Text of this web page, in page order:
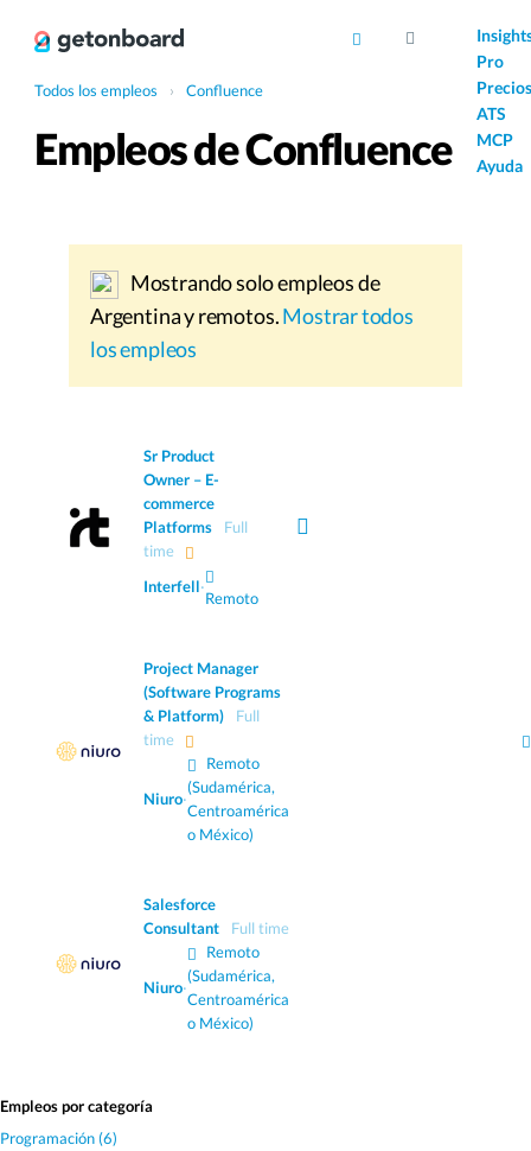
Pro
Precios
ATS
MCP
Ayuda
Todos los empleos › Confluence
Empleos de Confluence
Mostrando solo empleos de
Argentina y remotos.Mostrar todos
los empleos
Sr Product
Owner – E-
commerce
Platforms
Full
time
Interfell·
Remoto
Project Manager
(Software Programs
& Platform)
Full
time
Niuro·
Remoto
(Sudamérica,
Centroamérica
o México)
Salesforce
Consultant
Full time
Niuro·
Remoto
(Sudamérica,
Centroamérica
o México)
Empleos por categoría
Programación (6)